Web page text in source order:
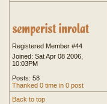
Registered Member #44
Joined: Sat Apr 08 2006,
10:03PM
Posts: 58
Thanked 0 time in 0 post
Back to top